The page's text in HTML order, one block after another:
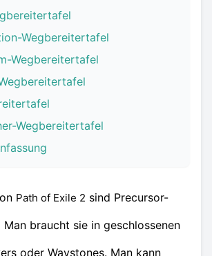
Wegbereitertafel
Wegbereitertafel
Wegbereitertafel
Path of Exile 2 sind Precursor-
braucht sie in geschlossenen
oder Waystones. Man kann